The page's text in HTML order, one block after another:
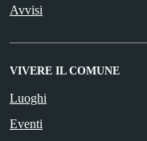
Avvisi
VIVERE IL COMUNE
Luoghi
Eventi